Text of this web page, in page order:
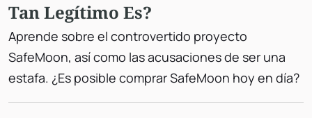
Tan Legítimo Es?
Aprende sobre el controvertido proyecto
SafeMoon, así como las acusaciones de ser una
estafa. ¿Es posible comprar SafeMoon hoy en día?